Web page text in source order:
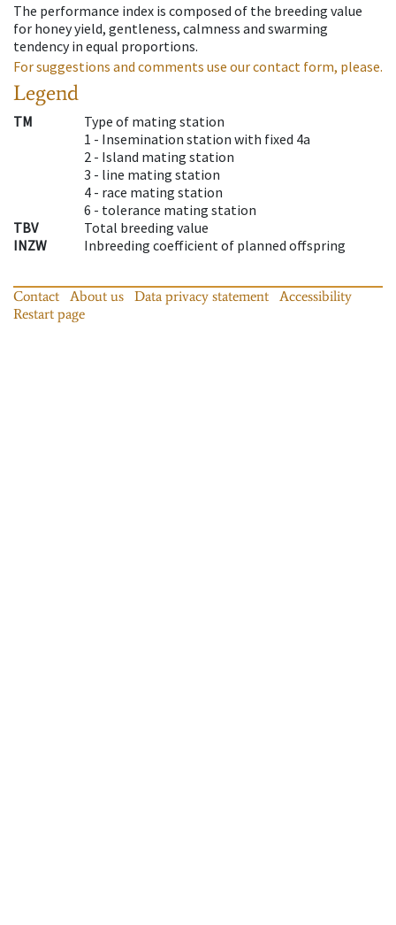
The performance index is composed of the breeding value
for honey yield, gentleness, calmness and swarming
tendency in equal proportions.
For suggestions and comments use our contact form, please.
Legend
TM
Type of mating station
1 - Insemination station with fixed 4a
2 - Island mating station
3 - line mating station
4 - race mating station
6 - tolerance mating station
TBV
Total breeding value
INZW
Inbreeding coefficient of planned offspring
Contact About us Data privacy statement
Accessibility
Restart page